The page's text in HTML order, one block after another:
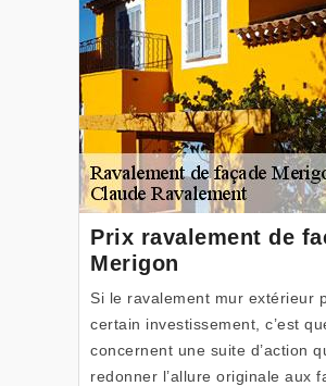
Prix ravalement de
Merigon
Si le ravalement mur extérieur
certain investissement, c’est
concernent une suite d’action
redonner l’allure originale aux